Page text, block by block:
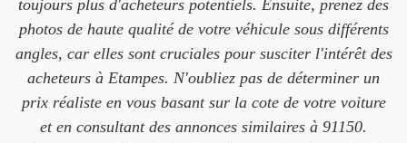
toujours plus d'acheteurs potentiels. Ensuite, prenez des
photos de haute qualité de votre véhicule sous différents
angles, car elles sont cruciales pour susciter l'intérêt des
acheteurs à Etampes. N'oubliez pas de déterminer un
prix réaliste en vous basant sur la cote de votre voiture
et en consultant des annonces similaires à 91150.